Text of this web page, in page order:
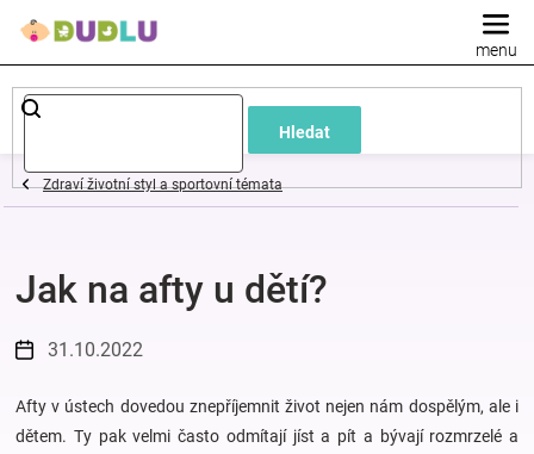
Hledat
Dětské
a
oblečení
Pokojíček
a
Zdraví životní styl a sportovní témata
Jak na afty u dětí?
31.10.2022
Afty v ústech dovedou znepříjemnit život nejen nám dospělým, ale i
dětem. Ty pak velmi často odmítají jíst a pít a bývají rozmrzelé a